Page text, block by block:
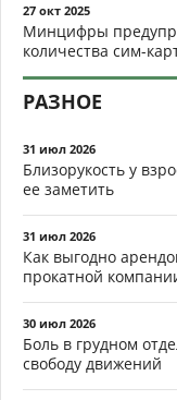
27 окт 2025
Минцифры
количества сим-
РАЗНОЕ
31 июл 2026
Близорукость у
ее заметить
31 июл 2026
Как выгодно
прокатной
30 июл 2026
Боль в грудном
свободу движений